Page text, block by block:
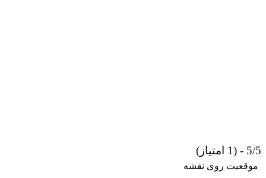
5/5 - (1 امتیاز)
موقعیت روی نقشه